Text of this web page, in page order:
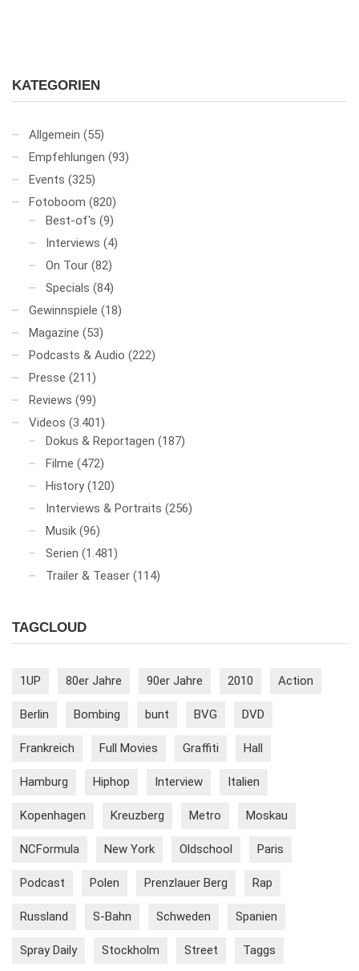
KATEGORIEN
Allgemein (55)
Empfehlungen (93)
Events (325)
Fotoboom (820)
Best-of's (9)
Interviews (4)
On Tour (82)
Specials (84)
Gewinnspiele (18)
Magazine (53)
Podcasts & Audio (222)
Presse (211)
Reviews (99)
Videos (3.401)
Dokus & Reportagen (187)
Filme (472)
History (120)
Interviews & Portraits (256)
Musik (96)
Serien (1.481)
Trailer & Teaser (114)
TAGCLOUD
1UP 80er Jahre 90er Jahre 2010 Action
Berlin Bombing bunt BVG DVD
Frankreich Full Movies Graffiti Hall
Hamburg Hiphop Interview Italien
Kopenhagen Kreuzberg Metro Moskau
NCFormula New York Oldschool Paris
Podcast Polen Prenzlauer Berg Rap
Russland S-Bahn Schweden Spanien
Spray Daily Stockholm Street Taggs